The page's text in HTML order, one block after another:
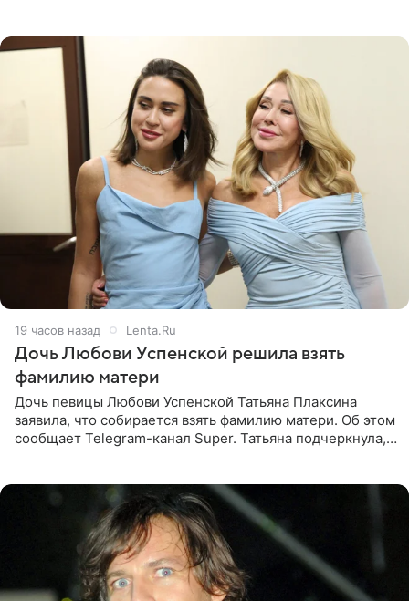
19 часов назад Lenta.Ru
Дочь Любови Успенской решила взять
фамилию матери
Дочь певицы Любови Успенской Татьяна Плаксина
заявила, что собирается взять фамилию матери. Об этом
сообщает Telegram-канал Super. Татьяна подчеркнула,